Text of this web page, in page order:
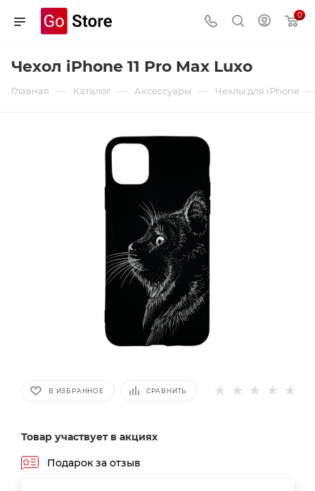
0
Чехол iPhone 11 Pro Max Luxo
Главная — Каталог — Аксессуары — Чехлы для iPhone
В ИЗБРАННОЕ СРАВНИТЬ
Товар участвует в акциях
Подарок за отзыв